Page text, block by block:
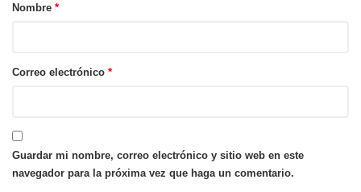
Nombre *
Correo electrónico *
Guardar mi nombre, correo electrónico y sitio web en este
navegador para la próxima vez que haga un comentario.